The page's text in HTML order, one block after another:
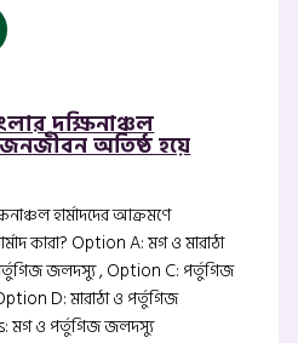
দক্ষিনাঞ্চল
জনজীবন অতিষ্ঠ হয়ে
হার্মাদদের আক্রমণে
কারা? Option A: মগ ও মারাঠা
জলদস্যু , Option C: পর্তুগিজ
D: মারাঠা ও পর্তুগিজ
মগ ও পর্তুগিজ জলদস্যু